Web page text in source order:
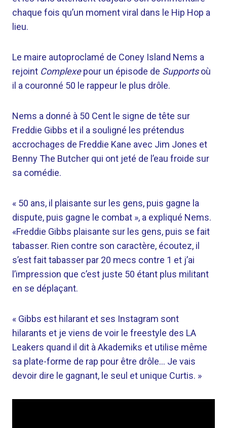
chaque fois qu’un moment viral dans le Hip Hop a
lieu.
Le maire autoproclamé de Coney Island Nems a
rejoint Complexepour un épisode de Supportsoù
il a couronné 50 le rappeur le plus drôle.
Nems a donné à 50 Cent le signe de tête sur
Freddie Gibbs et il a souligné les prétendus
accrochages de Freddie Kane avec Jim Jones et
Benny The Butcher qui ont jeté de l’eau froide sur
sa comédie.
« 50 ans, il plaisante sur les gens, puis gagne la
dispute, puis gagne le combat », a expliqué Nems.
«Freddie Gibbs plaisante sur les gens, puis se fait
tabasser. Rien contre son caractère, écoutez, il
s’est fait tabasser par 20 mecs contre 1 et j’ai
l’impression que c’est juste 50 étant plus militant
en se déplaçant.
« Gibbs est hilarant et ses Instagram sont
hilarants et je viens de voir le freestyle des LA
Leakers quand il dit à Akademiks et utilise même
sa plate-forme de rap pour être drôle… Je vais
devoir dire le gagnant, le seul et unique Curtis. »